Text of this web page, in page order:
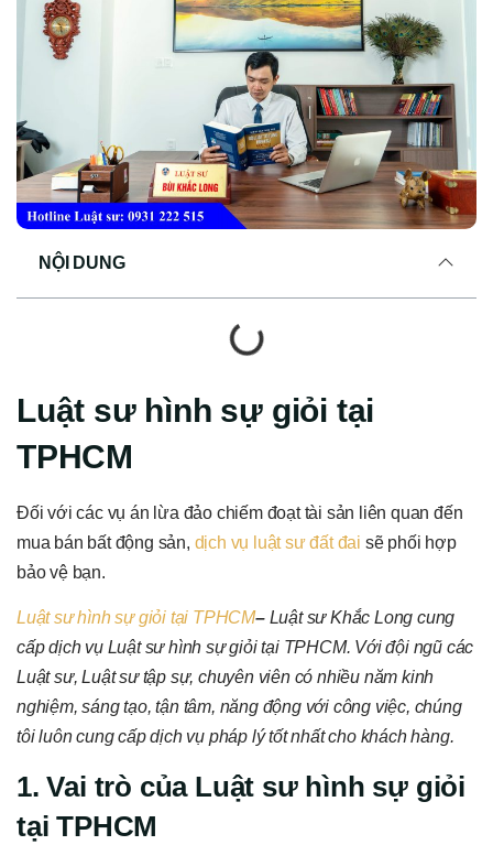
NỘI DUNG
Luật sư hình sự giỏi tại
TPHCM
Đối với các vụ án lừa đảo chiếm đoạt tài sản liên quan đến
mua bán bất động sản, dịch vụ luật sư đất đai sẽ phối hợp
bảo vệ bạn.
Luật sư hình sự giỏi tại TPHCM– Luật sư Khắc Long cung
cấp dịch vụ Luật sư hình sự giỏi tại TPHCM. Với đội ngũ các
Luật sư, Luật sư tập sự, chuyên viên có nhiều năm kinh
nghiệm, sáng tạo, tận tâm, năng động với công việc, chúng
tôi luôn cung cấp dịch vụ pháp lý tốt nhất cho khách hàng.
1. Vai trò của Luật sư hình sự giỏi
tại TPHCM